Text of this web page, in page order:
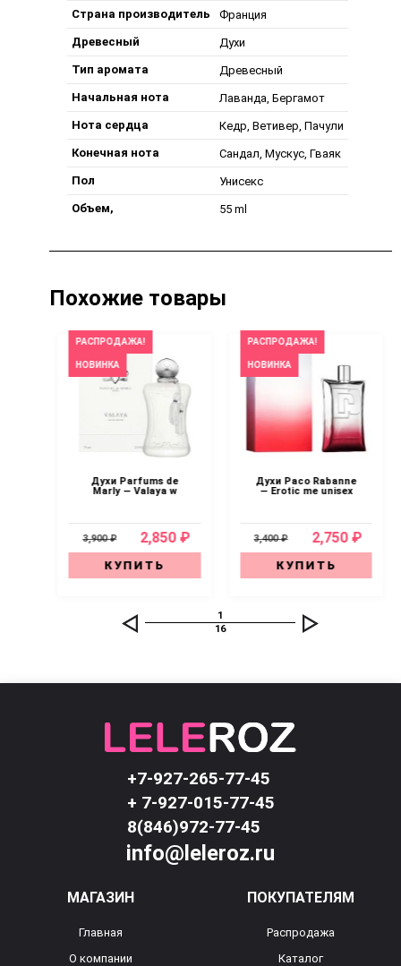
Страна производитель
Франция
Древесный
Духи
Тип аромата
Древесный
Начальная нота
Лаванда, Бергамот
Нота сердца
Кедр, Ветивер, Пачули
Конечная нота
Сандал, Мускус, Гваяк
Пол
Унисекс
Объем,
55 ml
Похожие товары
РАСПРОДАЖА!
НОВИНКА
Духи Parfums de
Marly — Valaya w
3,900 ₽ 2,850 ₽
КУПИТЬ
РАСПРОДАЖА!
НОВИНКА
Духи Paco Rabanne
— Erotic me unisex
3,400 ₽ 2,750 ₽
КУПИТЬ
1
16
+7-927-265-77-45
+ 7-927-015-77-45
8(846)972-77-45
info@leleroz.ru
МАГАЗИН
Главная
О компании
ПОКУПАТЕЛЯМ
Распродажа
Каталог